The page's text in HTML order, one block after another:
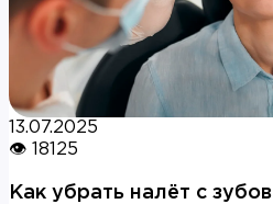
13.07.2025
👁 18125
Как убрать налёт с зубов